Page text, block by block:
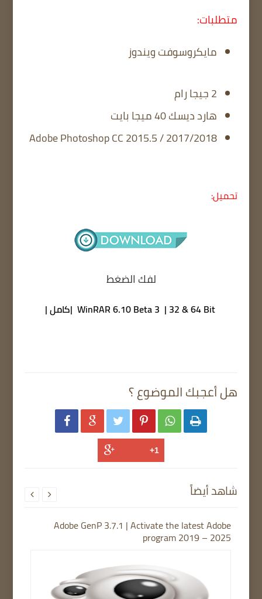
متطلبات:
مايكروسوفت ويندوز
2 جيجا رام
هارد ديسك 40 ميجا بايت
Adobe Photoshop CC 2015.5 / 2017/2018
تحميل:
لفك الضغط
WinRAR 6.10 Beta 3 | 32 & 64 Bit |كامل |
هل أعجبك الموضوع ؟
     
شاهد أيضاً
Adobe GenP 3.7.1 | Activate the latest Adobe
program 2019 – 2025
 